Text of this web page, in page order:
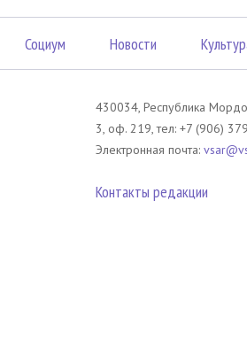
Социум Новости
430034, Республика
3, оф. 219, тел: +7 (906)
Электронная почта:
Контакты редакции